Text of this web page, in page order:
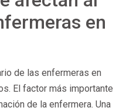
en
de las enfermeras en
El factor más importante
de la enfermera. Una